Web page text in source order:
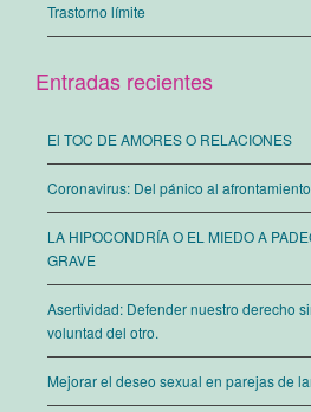
Trastorno límite
Entradas recientes
El TOC DE AMORES O RELACIONES
Coronavirus: Del pánico al
LA HIPOCONDRÍA O EL MIEDO A
GRAVE
Asertividad: Defender nuestro derecho
voluntad del otro.
Mejorar el deseo sexual en parejas de